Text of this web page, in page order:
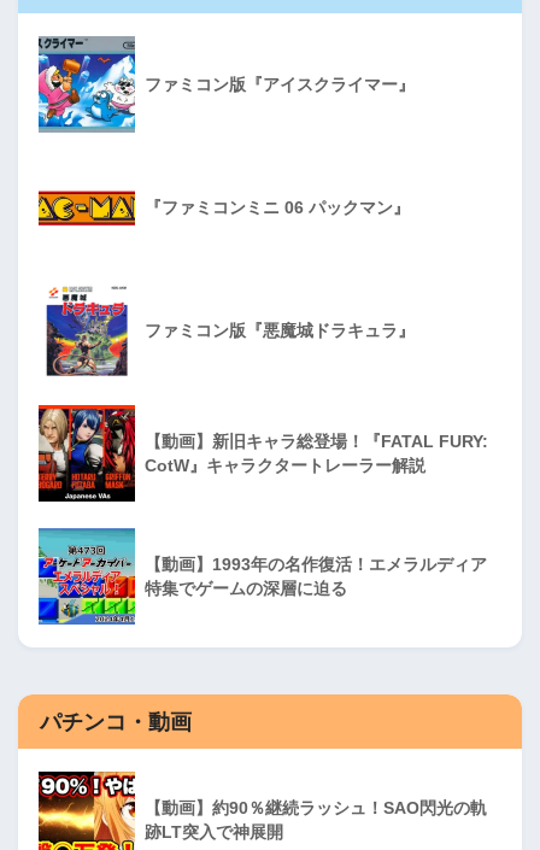
ファミコン版『アイスクライマー』
『ファミコンミニ 06 パックマン』
ファミコン版『悪魔城ドラキュラ』
【動画】新旧キャラ総登場！『FATAL FURY:
CotW』キャラクタートレーラー解説
【動画】1993年の名作復活！エメラルディア
特集でゲームの深層に迫る
パチンコ・動画
【動画】約90％継続ラッシュ！SAO閃光の軌
跡LT突入で神展開